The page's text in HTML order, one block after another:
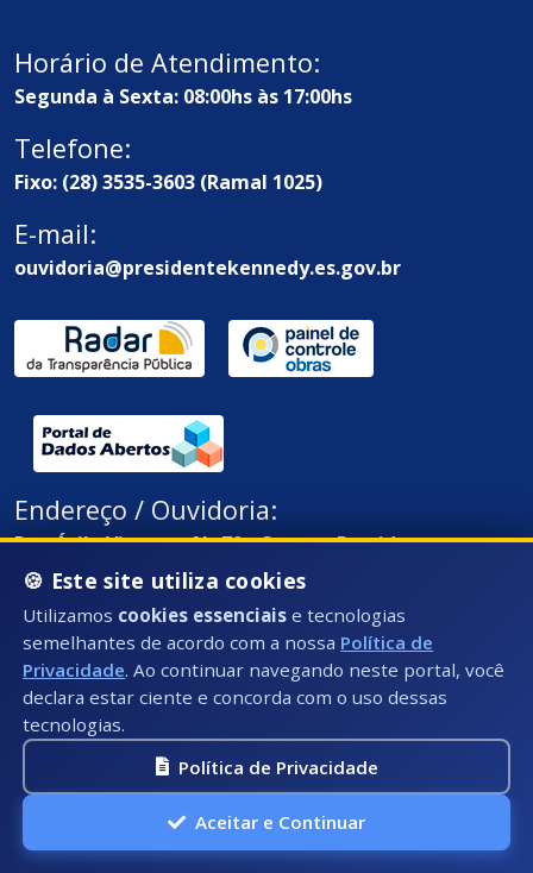
Horário de Atendimento:
Segunda à Sexta: 08:00hs às 17:00hs
Telefone:
Fixo: (28) 3535-3603 (Ramal 1025)
E-mail:
ouvidoria@presidentekennedy.es.gov.br
Endereço / Ouvidoria:
Rua Átila Vivaqua, Nº 79 - Centro, Presidente
Kennedy - ES, CEP: 29350-000
🍪 Este site utiliza cookies
Utilizamos cookies essenciais e tecnologias
semelhantes de acordo com a nossa Política de
Privacidade. Ao continuar navegando neste portal, você
declara estar ciente e concorda com o uso dessas
tecnologias.
Política de Privacidade
Aceitar e Continuar